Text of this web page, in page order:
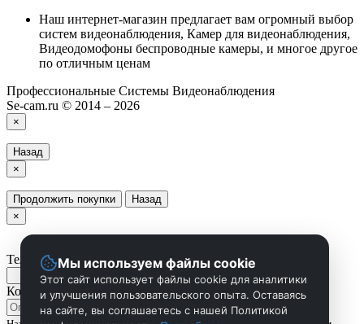
Наш интернет-магазин предлагает вам огромный выбор
систем видеонаблюдения, Камер для видеонаблюдения,
Видеодомофоны беспроводные камеры, и многое другое
по отличным ценам
Профессиональные Системы Видеонаблюдения
Se-cam.ru © 2014 – 2026
×
Назад
×
Продолжить покупки
Назад
×
Телефон
Комментарий
Мы используем файлы cookie
Этот сайт использует файлы cookie для аналитики
и улучшения пользовательского опыта. Оставаясь
на сайте, вы соглашаетесь с нашей Политикой